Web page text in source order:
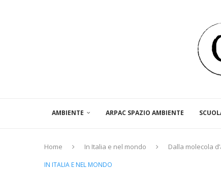
AMBIENTE ARPAC SPAZIO AMBIENTE
Home In Italia e nel mondo Dalla molecola
IN ITALIA E NEL MONDO